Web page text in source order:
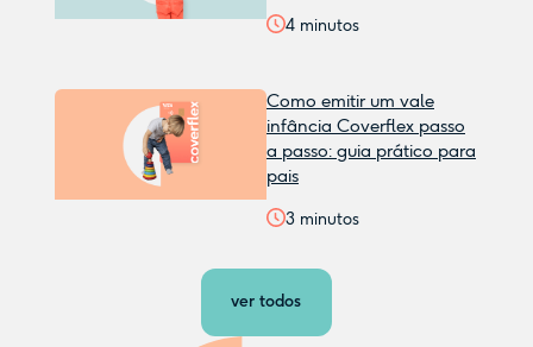
4 minutos
Como emitir um vale
infância Coverflex passo
a passo: guia prático para
pais
3 minutos
ver todos